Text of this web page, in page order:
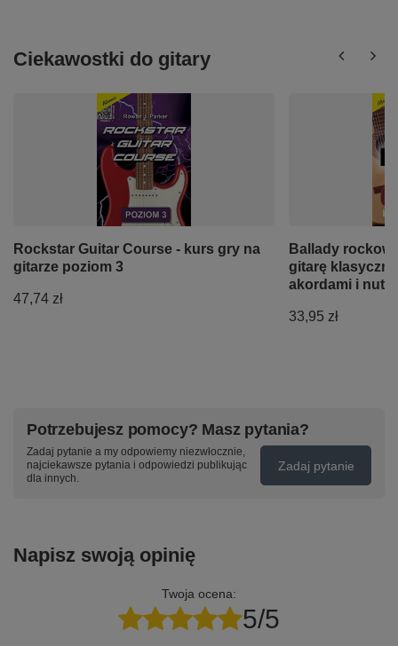
Ciekawostki do gitary
Rockstar Guitar Course - kurs gry na
gitarze poziom 3
47,74 zł
Ballady
gitarę
akordami i
33,95 zł
Potrzebujesz pomocy? Masz pytania?
Zadaj pytanie a my odpowiemy niezwłocznie,
najciekawsze pytania i odpowiedzi publikując
dla innych.
Zadaj pytanie
Napisz swoją opinię
Twoja ocena:
5/5